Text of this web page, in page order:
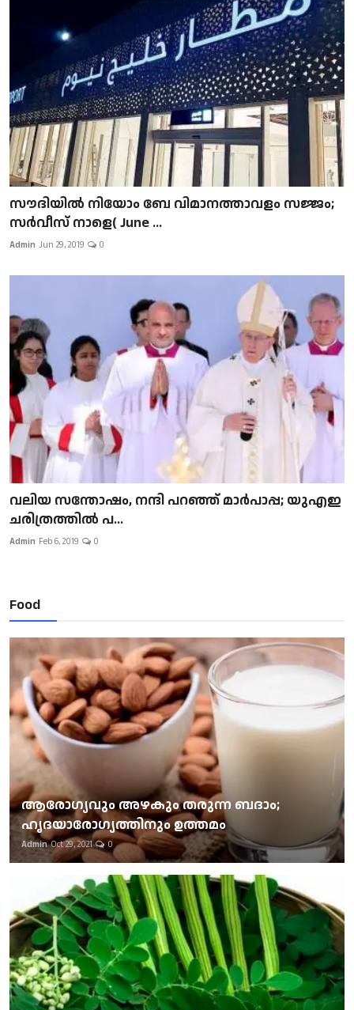
സൗദിയിൽ നിയോം ബേ വിമാനത്താവളം സജ്ജം;
സർവീസ് നാളെ( June ...
Admin Jun 29, 2019 0
വലിയ സന്തോഷം, നന്ദി പറഞ്ഞ് മാർപാപ്പ; യുഎഇ
ചരിത്രത്തിൽ പ...
Admin Feb 6, 2019 0
Food
ആരോഗ്യവും അഴകും തരുന്ന ബദാം;
ഹൃദയാരോഗ്യത്തിനും ഉത്തമം
Admin Oct 29, 2021 0